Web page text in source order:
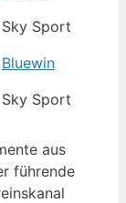
Sky Sport
Bluewin
Sky Sport
aus
führende